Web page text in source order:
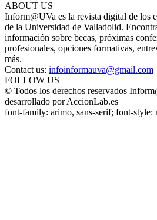
ABOUT US
Inform@UVa es la revista digital de los
de la Universidad de Valladolid.
información sobre becas, próximas
profesionales, opciones formativas,
más.
Contact us: infoinformauva@gmail.com
FOLLOW US
© Todos los derechos reservados
desarrollado por AccionLab.es
font-family: arimo, sans-serif; font-